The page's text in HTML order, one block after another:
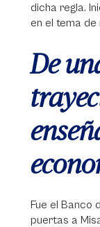
dicha regla.
en el tema
De
Fue el Banco
puertas a